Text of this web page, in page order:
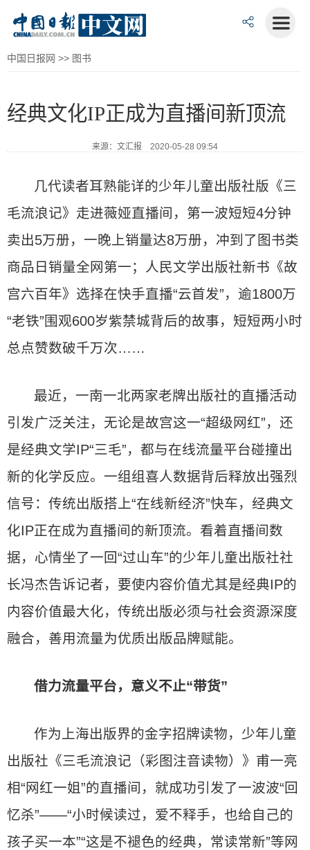
中国日报网 >> 图书
经典文化IP正成为直播间新顶流
来源：文汇报 2020-05-28 09:54
几代读者耳熟能详的少年儿童出版社版《三
毛流浪记》走进薇娅直播间，第一波短短4分钟
卖出5万册，一晚上销量达8万册，冲到了图书类
商品日销量全网第一；人民文学出版社新书《故
宫六百年》选择在快手直播“云首发”，逾1800万
“老铁”围观600岁紫禁城背后的故事，短短两小时
总点赞数破千万次……
最近，一南一北两家老牌出版社的直播活动
引发广泛关注，无论是故宫这一“超级网红”，还
是经典文学IP“三毛”，都与在线流量平台碰撞出
新的化学反应。一组组喜人数据背后释放出强烈
信号：传统出版搭上“在线新经济”快车，经典文
化IP正在成为直播间的新顶流。看着直播间数
据，心情坐了一回“过山车”的少年儿童出版社社
长冯杰告诉记者，要使内容价值尤其是经典IP的
内容价值最大化，传统出版必须与社会资源深度
融合，善用流量为优质出版品牌赋能。
借力流量平台，意义不止“带货”
作为上海出版界的金字招牌读物，少年儿童
出版社《三毛流浪记（彩图注音读物）》甫一亮
相“网红一姐”的直播间，就成功引发了一波波“回
忆杀”——“小时候读过，爱不释手，也给自己的
孩子买一本”“这是不褪色的经典，常读常新”等网